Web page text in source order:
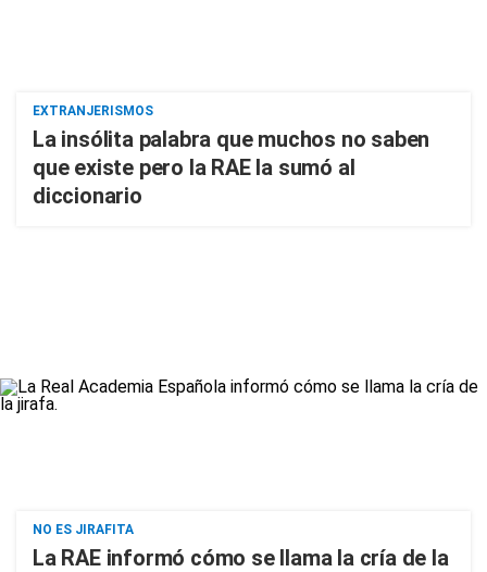
EXTRANJERISMOS
La insólita palabra que muchos no saben
que existe pero la RAE la sumó al
diccionario
NO ES JIRAFITA
La RAE informó cómo se llama la cría de la